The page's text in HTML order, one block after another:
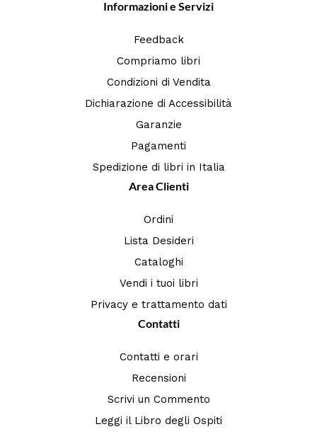
Informazioni e Servizi
Feedback
Compriamo libri
Condizioni di Vendita
Dichiarazione di Accessibilità
Garanzie
Pagamenti
Spedizione di libri in Italia
Area Clienti
Ordini
Lista Desideri
Cataloghi
Vendi i tuoi libri
Privacy e trattamento dati
Contatti
Contatti e orari
Recensioni
Scrivi un Commento
Leggi il Libro degli Ospiti